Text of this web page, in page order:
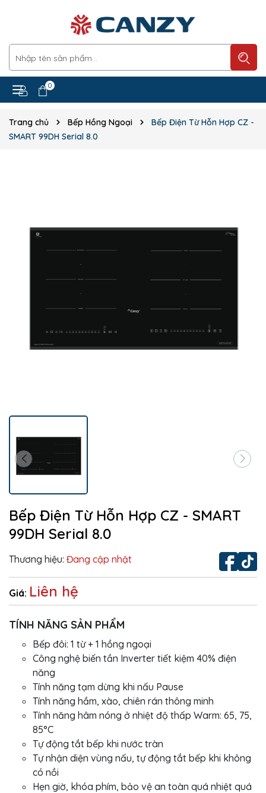
0
Trang chủ Bếp Hồng Ngoại
Bếp Điện Từ Hỗn Hợp CZ -
SMART 99DH Serial 8.0
Bếp Điện Từ Hỗn Hợp CZ - SMART
99DH Serial 8.0
Thương hiệu: Đang cập nhật
Giá: Liên hệ
TÍNH NĂNG SẢN PHẨM
Bếp đôi: 1 từ + 1 hồng ngoại
Công nghệ biến tần Inverter tiết kiệm 40% điện
năng
Tính năng tạm dừng khi nấu Pause
Tính năng hầm, xào, chiên rán thông minh
Tính năng hâm nóng ở nhiệt độ thấp Warm: 65, 75,
85°C
Tự động tắt bếp khi nước tràn
Tự nhận diện vùng nấu, tự động tắt bếp khi không
có nồi
Hẹn giờ, khóa phím, bảo vệ an toàn quá nhiệt quá